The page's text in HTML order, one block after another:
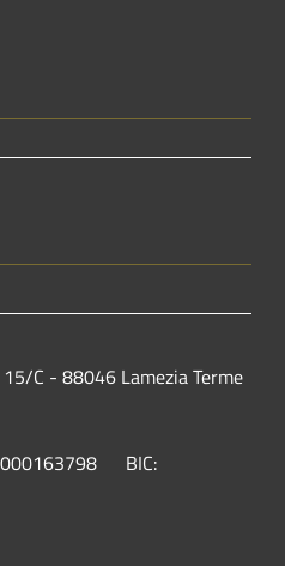
C - 88046 Lamezia Terme
BIC: